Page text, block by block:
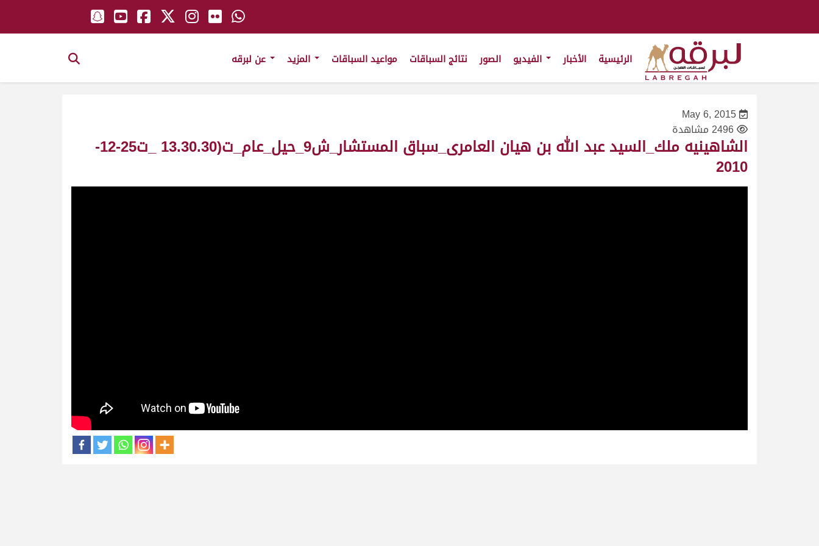
الرئيسية الأخبار الصور نتائج السباقات مواعيد السباقات
May 6, 2015
2496 مشاهدة
الشاهينيه ملك_السيد عبد الله بن هيان العامرى_سباق المستشار_ش9_حيل_عام_ت(13.30.30 _ت25-12-
2010